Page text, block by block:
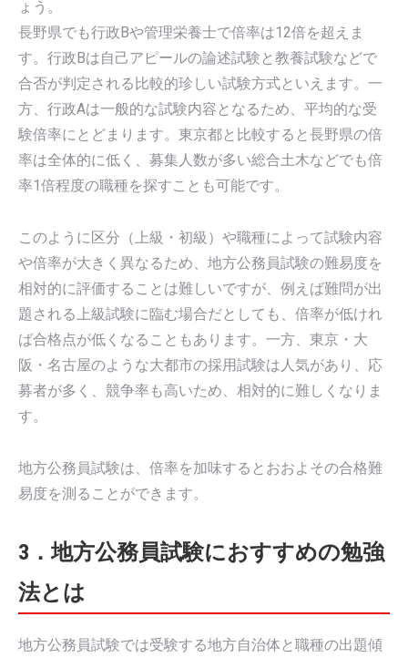
ょう。
長野県でも行政Bや管理栄養士で倍率は12倍を超えま
す。行政Bは自己アピールの論述試験と教養試験などで
合否が判定される比較的珍しい試験方式といえます。一
方、行政Aは一般的な試験内容となるため、平均的な受
験倍率にとどまります。東京都と比較すると長野県の倍
率は全体的に低く、募集人数が多い総合土木などでも倍
率1倍程度の職種を探すことも可能です。
このように区分（上級・初級）や職種によって試験内容
や倍率が大きく異なるため、地方公務員試験の難易度を
相対的に評価することは難しいですが、例えば難問が出
題される上級試験に臨む場合だとしても、倍率が低けれ
ば合格点が低くなることもあります。一方、東京・大
阪・名古屋のような大都市の採用試験は人気があり、応
募者が多く、競争率も高いため、相対的に難しくなりま
す。
地方公務員試験は、倍率を加味するとおおよその合格難
易度を測ることができます。
3．地方公務員試験におすすめの勉強
法とは
地方公務員試験では受験する地方自治体と職種の出題傾